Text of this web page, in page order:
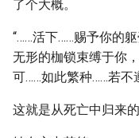
了个大概。
“……活下……赐予你的
无形的枷锁束缚于你
可……如此繁种……若不
这就是从死亡中归来